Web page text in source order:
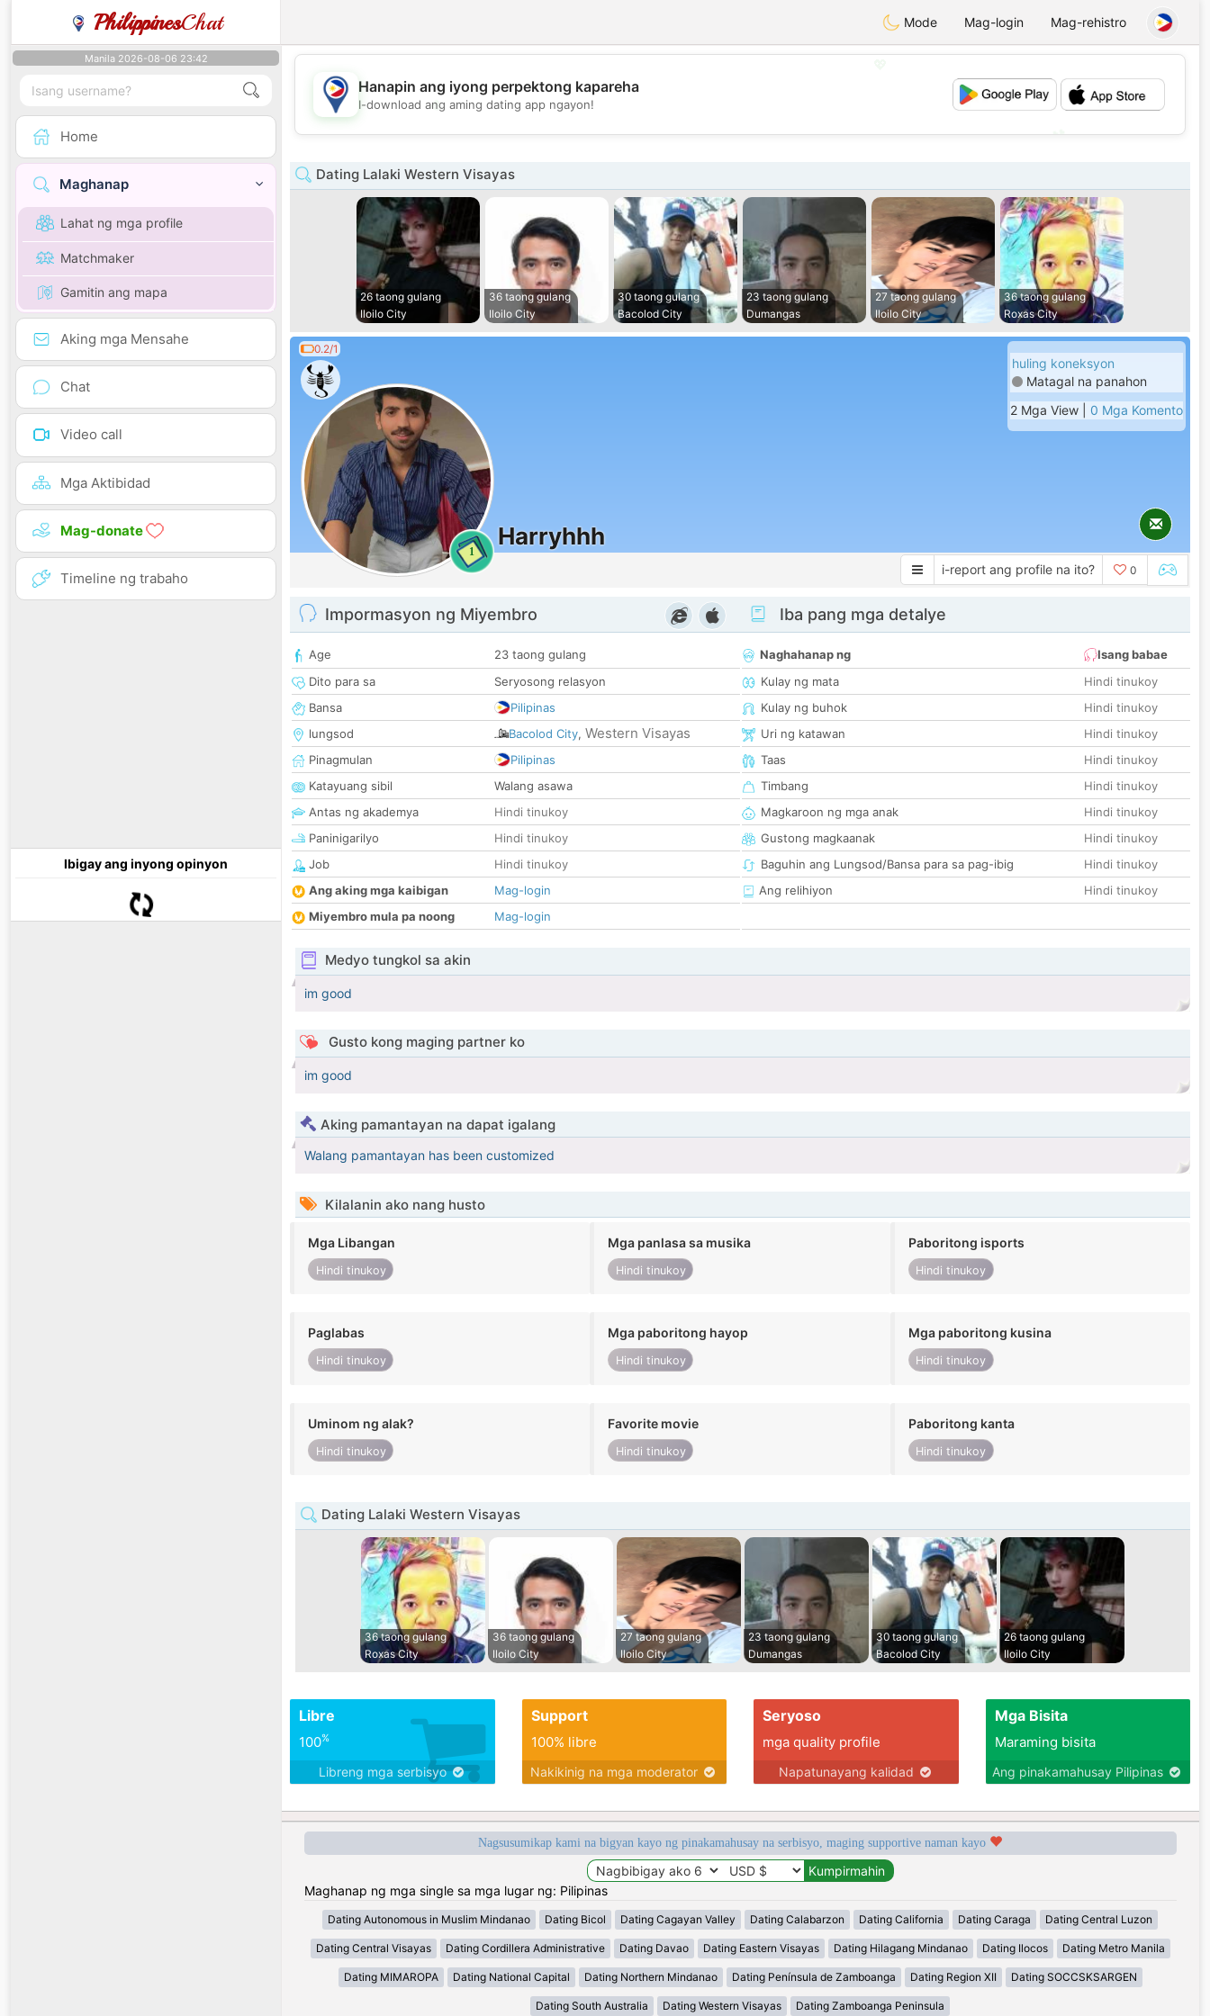
PhilippinesChat Mode Mag-login Mag-rehistro
Manila 2026-08-06 23:42
Home
Maghanap
Lahat ng mga profile
Matchmaker
Gamitin ang mapa
Aking mga Mensahe
Chat
Video call
Mga Aktibidad
Mag-donate
Timeline ng trabaho
Ibigay ang inyong opinyon
💖
💕
Hanapin ang iyong perpektong kapareha
I-download ang aming dating app ngayon!
Dating Lalaki Western Visayas
26 taong gulang
Iloilo City
36 taong gulang
Iloilo City
30 taong gulang
Bacolod City
23 taong gulang
Dumangas
27 taong gulang
Iloilo City
36 taong gulang
Roxas City
0.2/1
1
Harryhhh
huling koneksyon
Matagal na panahon
2 Mga View | 0 Mga Komento
i-report ang profile na ito? 0
Impormasyon ng Miyembro
Age
23 taong gulang
Dito para sa
Seryosong relasyon
Bansa
Pilipinas
lungsod
Bacolod City, Western Visayas
Pinagmulan
Pilipinas
Katayuang sibil
Walang asawa
Antas ng akademya
Hindi tinukoy
Paninigarilyo
Hindi tinukoy
Job
Hindi tinukoy
Ang aking mga kaibigan
Mag-login
Miyembro mula pa noong
Mag-login
Iba pang mga detalye
Naghahanap ng
Isang babae
Kulay ng mata
Hindi tinukoy
Kulay ng buhok
Hindi tinukoy
Uri ng katawan
Hindi tinukoy
Taas
Hindi tinukoy
Timbang
Hindi tinukoy
Magkaroon ng mga anak
Hindi tinukoy
Gustong magkaanak
Hindi tinukoy
Baguhin ang Lungsod/Bansa para sa pag-ibig
Hindi tinukoy
Ang relihiyon
Hindi tinukoy
Medyo tungkol sa akin
im good
Gusto kong maging partner ko
im good
Aking pamantayan na dapat igalang
Walang pamantayan has been customized
Kilalanin ako nang husto
Mga Libangan
Hindi tinukoy
Mga panlasa sa musika
Hindi tinukoy
Paboritong isports
Hindi tinukoy
Paglabas
Hindi tinukoy
Mga paboritong hayop
Hindi tinukoy
Mga paboritong kusina
Hindi tinukoy
Uminom ng alak?
Hindi tinukoy
Favorite movie
Hindi tinukoy
Paboritong kanta
Hindi tinukoy
Dating Lalaki Western Visayas
36 taong gulang
Roxas City
36 taong gulang
Iloilo City
27 taong gulang
Iloilo City
23 taong gulang
Dumangas
30 taong gulang
Bacolod City
26 taong gulang
Iloilo City
Libre
100%
Libreng mga serbisyo
Support
100% libre
Nakikinig na mga moderator
Seryoso
mga quality profile
Napatunayang kalidad
Mga Bisita
Maraming bisita
Ang pinakamahusay Pilipinas
Nagsusumikap kami na bigyan kayo ng pinakamahusay na serbisyo, maging supportive naman kayo
Maghanap ng mga single sa mga lugar ng: Pilipinas
Dating Autonomous in Muslim Mindanao Dating Bicol Dating Cagayan Valley Dating Calabarzon Dating California Dating Caraga Dating Central Luzon
Dating Central Visayas Dating Cordillera Administrative Dating Davao Dating Eastern Visayas Dating Hilagang Mindanao Dating Ilocos Dating Metro Manila
Dating MIMAROPA Dating National Capital Dating Northern Mindanao Dating Península de Zamboanga Dating Region XII Dating SOCCSKSARGEN
Dating South Australia Dating Western Visayas Dating Zamboanga Peninsula